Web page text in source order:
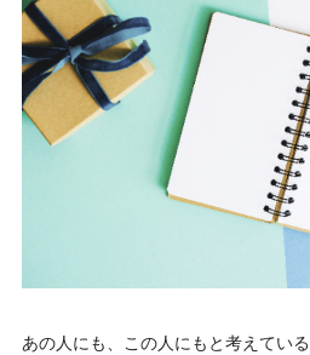
あの人にも、この人にもと考えてい